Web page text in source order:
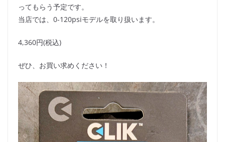
ってもらう予定です。
当店では、0-120psiモデルを取り扱います。
4,360円(税込)
ぜひ、お買い求めください！